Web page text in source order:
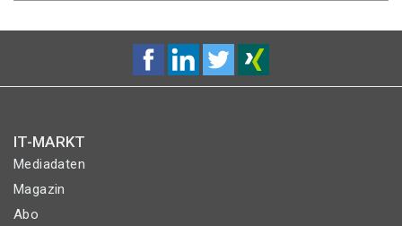
IT-MARKT
Mediadaten
Magazin
Abo